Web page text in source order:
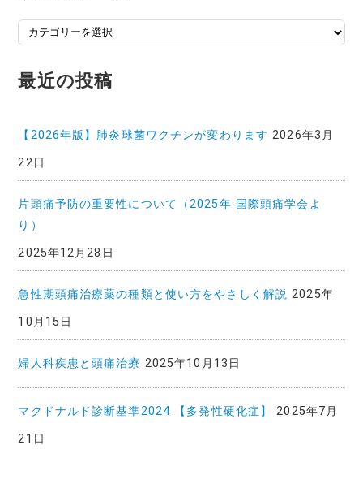
投
稿
記
事
覧
最近の投稿
【2026年版】肺炎球菌ワクチンが変わります 2026年3月
22日
片頭痛予防の重要性について（2025年 国際頭痛学会よ
り）
2025年12月28日
急性期頭痛治療薬の種類と使い方をやさしく解説 2025年
10月15日
婦人科疾患と頭痛治療 2025年10月13日
マクドナルド診断基準2024 【多発性硬化症】
2025年7月
21日